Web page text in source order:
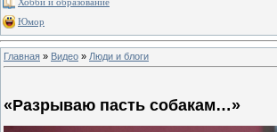
Хобби и образование
Юмор
Главная » Видео » Люди и блоги
«Разрываю пасть собакам…»